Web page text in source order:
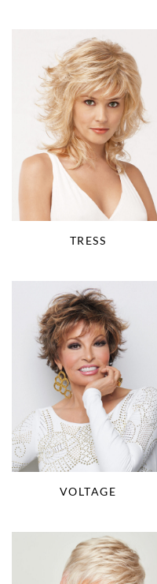
TRESS
VOLTAGE